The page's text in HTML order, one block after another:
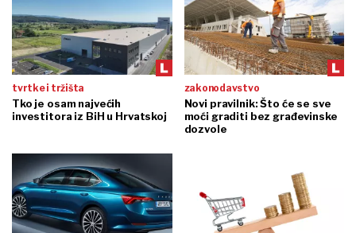
tvrtke i tržišta
Tko je osam najvećih
investitora iz BiH u Hrvatskoj
zakonodavstvo
Novi pravilnik: Što će se sve
moći graditi bez građevinske
dozvole